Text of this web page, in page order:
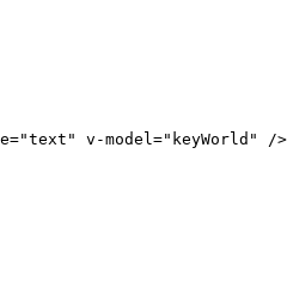
="text" v-model="keyWorld" />